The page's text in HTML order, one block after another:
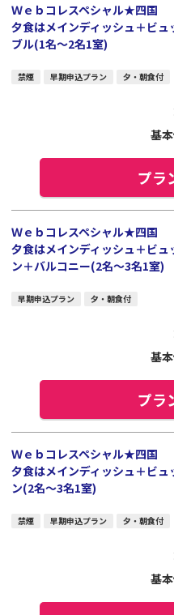
Ｗｅｂコレスペシャル★四国
夕食はメインディッシュ＋ビ
ブル(1名～2名1室)
禁煙 早期申込プラン 夕・朝食付
基
プラ
Ｗｅｂコレスペシャル★四国
夕食はメインディッシュ＋ビ
ン＋バルコニー(2名～3名1室)
早期申込プラン 夕・朝食付
基
プラ
Ｗｅｂコレスペシャル★四国
夕食はメインディッシュ＋ビ
ン(2名～3名1室)
禁煙 早期申込プラン 夕・朝食付
基